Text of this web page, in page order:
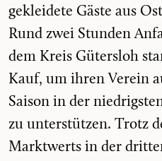
gekleidete Gäste aus
Rund zwei Stunden
dem Kreis Gütersloh
Kauf, um ihren Verein
Saison in der
zu unterstützen. Trotz
Marktwerts in der